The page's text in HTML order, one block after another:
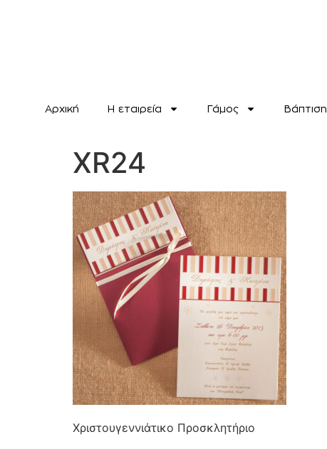
Αρχική H εταιρεία Γάμος Βάπτιση
XR24
Χριστουγεννιάτικο Προσκλητήριο